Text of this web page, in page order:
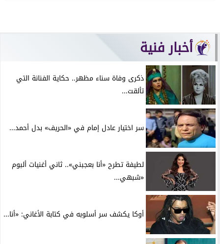
أخبار فنية
ذكرى وفاة سناء مظهر.. حكاية الفنانة التي
تألقت...
سر اختيار عادل إمام في «الحريف» بدل أحمد...
لطيفة تطرح «أنا بعجبني».. ثاني أغنيات ألبوم
«شبهي...
أوكا يكشف سر أسلوبه في كتابة الأغاني: «أنا...